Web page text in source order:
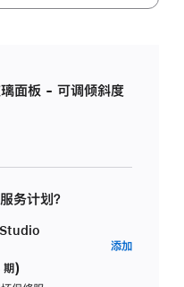
面板 - 可调倾斜度
务计划？
Studio
期)
添加